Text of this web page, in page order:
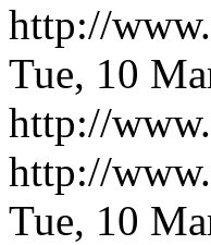
http://
Tue, 10
http://
http://
Tue, 10